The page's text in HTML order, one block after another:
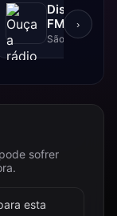
Disney -
FM
São Paulo, SP
›
sofrer
esta